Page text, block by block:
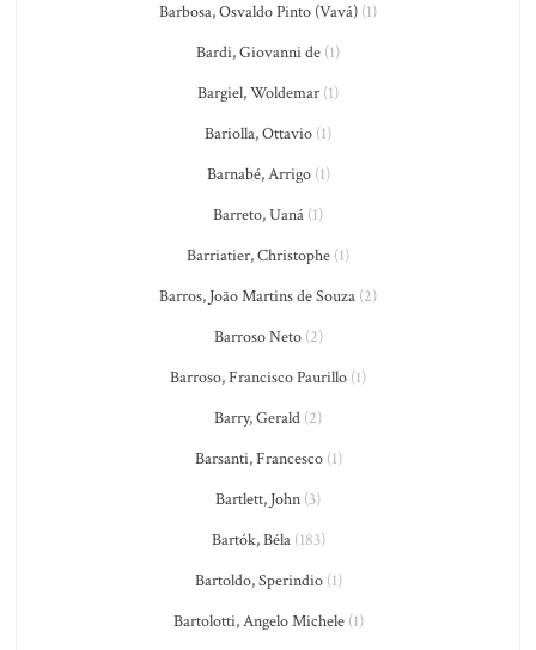
Barbosa, Osvaldo Pinto (Vavá) (1)
Bardi, Giovanni de (1)
Bargiel, Woldemar (1)
Bariolla, Ottavio (1)
Barnabé, Arrigo(1)
Barreto, Uaná (1)
Barriatier, Christophe (1)
Barros, João Martins de Souza (2)
Barroso Neto(2)
Barroso, Francisco Paurillo (1)
Barry, Gerald (2)
Barsanti, Francesco(1)
Bartlett, John (3)
Bartók, Béla(183)
Bartoldo, Sperindio(1)
Bartolotti, Angelo Michele(1)